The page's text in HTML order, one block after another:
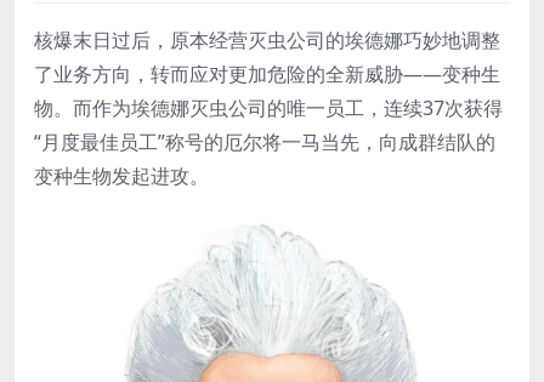
核爆末日过后，原本经营灭虫公司的埃德娜巧妙地调整
了业务方向，转而应对更加危险的全新威胁——变种生
物。而作为埃德娜灭虫公司的唯一员工，连续37次获得
“月度最佳员工”称号的厄尔将一马当先，向成群结队的
变种生物发起进攻。